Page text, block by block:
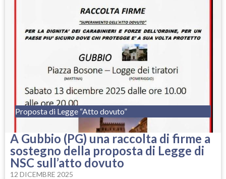
Proposta di Legge “Atto dovuto”
A Gubbio (PG) una raccolta di firme a
sostegno della proposta di Legge di
NSC sull’atto dovuto
12 DICEMBRE 2025